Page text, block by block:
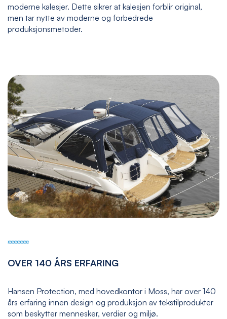
moderne kalesjer. Dette sikrer at kalesjen forblir original,
men tar nytte av moderne og forbedrede
produksjonsmetoder.
OVER 140 ÅRS ERFARING
Hansen Protection, med hovedkontor i Moss, har over 140
års erfaring innen design og produksjon av tekstilprodukter
som beskytter mennesker, verdier og miljø.